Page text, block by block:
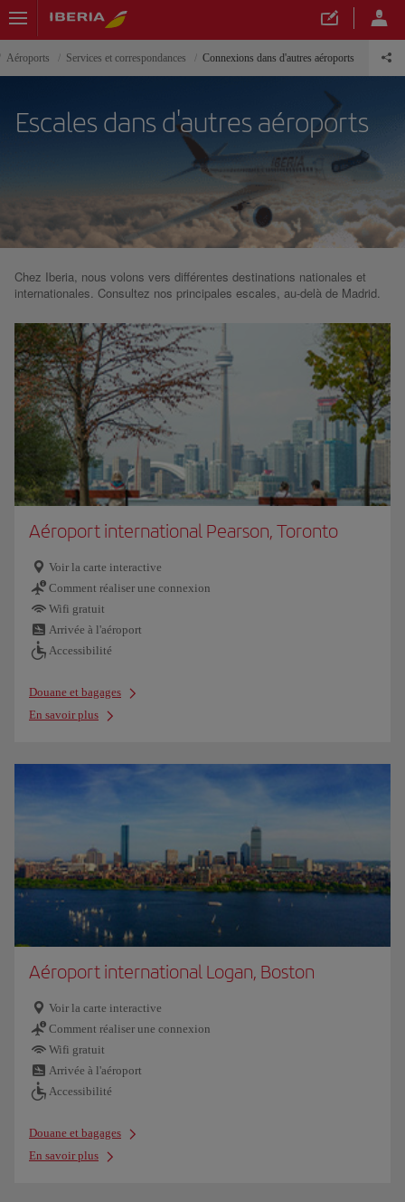
Aéroports Services et correspondances Connexions dans d'autres aéroports
Escales dans d'autres aéroports
Chez Iberia, nous volons vers différentes destinations nationales et
internationales. Consultez nos principales escales, au-delà de Madrid.
Aéroport international Pearson, Toronto
Voir la carte interactive
Comment réaliser une connexion
Wifi gratuit
Arrivée à l'aéroport
Accessibilité
Douane et bagages
En savoir plus
Aéroport international Logan, Boston
Voir la carte interactive
Comment réaliser une connexion
Wifi gratuit
Arrivée à l'aéroport
Accessibilité
Douane et bagages
En savoir plus